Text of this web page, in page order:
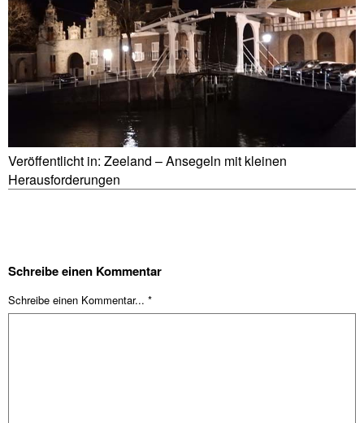
Veröffentlicht in: Zeeland – Ansegeln mit kleinen
Herausforderungen
Schreibe einen Kommentar
Schreibe einen Kommentar... *